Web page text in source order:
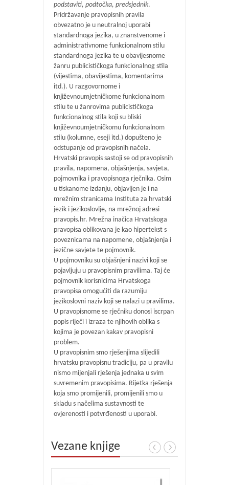
podstaviti, podtočka, predsjednik.
Pridržavanje pravopisnih pravila
obvezatno je u neutralnoj uporabi
standardnoga jezika, u znanstvenome i
administrativnome funkcionalnom stilu
standardnoga jezika te u obavijesnome
žanru publicističkoga funkcionalnog stila
(vijestima, obavijestima, komentarima
itd.). U razgovornome i
književnoumjetničkome funkcionalnom
stilu te u žanrovima publicističkoga
funkcionalnog stila koji su bliski
književnoumjetničkomu funkcionalnom
stilu (kolumne, eseji itd.) dopušteno je
odstupanje od pravopisnih načela.
Hrvatski pravopis sastoji se od pravopisnih
pravila, napomena, objašnjenja, savjeta,
pojmovnika i pravopisnoga rječnika. Osim
u tiskanome izdanju, objavljen je i na
mrežnim stranicama Instituta za hrvatski
jezik i jezikoslovlje, na mrežnoj adresi
pravopis.hr. Mrežna inačica Hrvatskoga
pravopisa oblikovana je kao hipertekst s
poveznicama na napomene, objašnjenja i
jezične savjete te pojmovnik.
U pojmovniku su objašnjeni nazivi koji se
pojavljuju u pravopisnim pravilima. Taj će
pojmovnik korisnicima Hrvatskoga
pravopisa omogućiti da razumiju
jezikoslovni naziv koji se nalazi u pravilima.
U pravopisnome se rječniku donosi iscrpan
popis riječi i izraza te njihovih oblika s
kojima je povezan kakav pravopisni
problem.
U pravopisnim smo rješenjima slijedili
hrvatsku pravopisnu tradiciju, pa u pravilu
nismo mijenjali rješenja jednaka u svim
suvremenim pravopisima. Rijetka rješenja
koja smo promijenili, promijenili smo u
skladu s načelima sustavnosti te
ovjerenosti i potvrđenosti u uporabi.
Vezane knjige